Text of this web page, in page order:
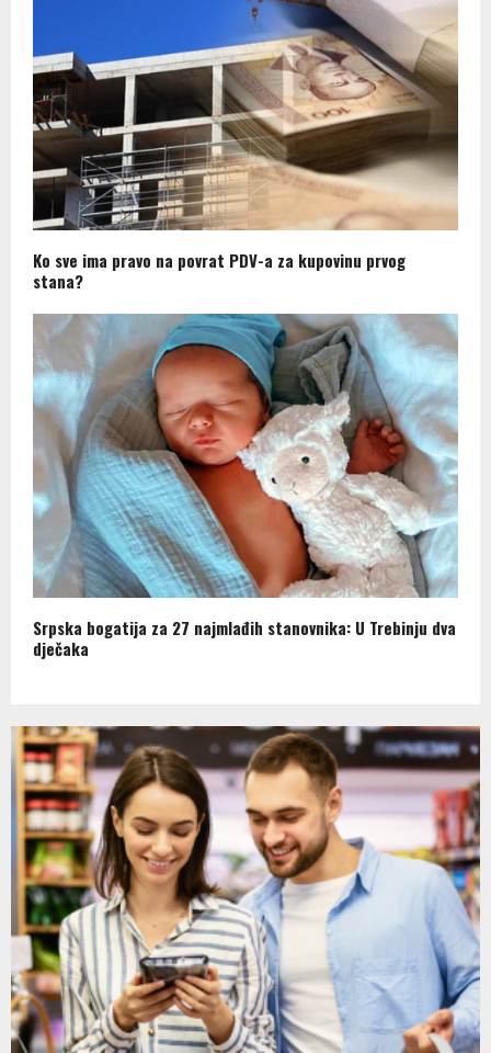
Ko sve ima pravo na povrat PDV-a za kupovinu prvog
stana?
Srpska bogatija za 27 najmlađih stanovnika: U Trebinju dva
dječaka